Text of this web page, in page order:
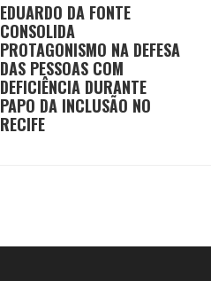
EDUARDO DA FONTE
CONSOLIDA
PROTAGONISMO NA DEFESA
DAS PESSOAS COM
DEFICIÊNCIA DURANTE
PAPO DA INCLUSÃO NO
RECIFE